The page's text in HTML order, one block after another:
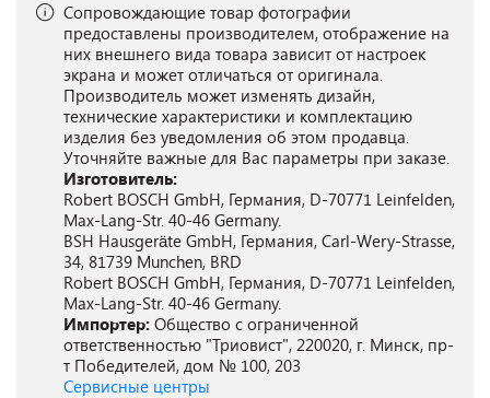
Сопровождающие товар фотографии
предоставлены производителем, отображение на
них внешнего вида товара зависит от настроек
экрана и может отличаться от оригинала.
Производитель может изменять дизайн,
технические характеристики и комплектацию
изделия без уведомления об этом продавца.
Уточняйте важные для Вас параметры при заказе.
Изготовитель:
Robert BOSCH GmbH, Германия, D-70771 Leinfelden,
Max-Lang-Str. 40-46 Germany.
BSH Hausgeräte GmbH, Германия, Carl-Wery-Strasse,
34, 81739 Munchen, BRD
Robert BOSCH GmbH, Германия, D-70771 Leinfelden,
Max-Lang-Str. 40-46 Germany.
Импортер: Общество с ограниченной
ответственностью "Триовист", 220020, г. Минск, пр-
т Победителей, дом № 100, 203
Сервисные центры